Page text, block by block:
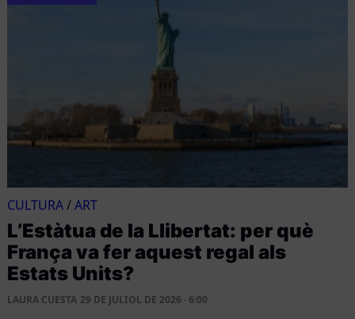
CULTURA/ART
L’Estàtua de la Llibertat: per què
França va fer aquest regal als
Estats Units?
LAURA CUESTA 29 DE JULIOL DE 2026 · 6:00